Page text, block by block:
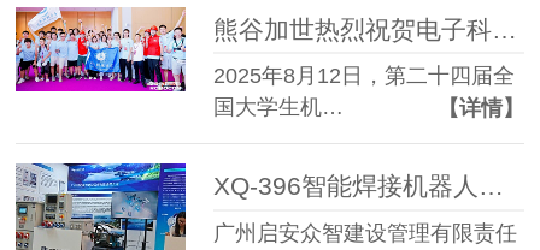
熊谷加世热烈祝贺电子科大勇夺第二十四届全国大学生机器人大赛桂冠
2025年8月12日，第二十四届全
国大学生机…
【详情】
XQ-396智能焊接机器人亮相南京破解水电焊接难题
广州启安众智建设管理有限责任